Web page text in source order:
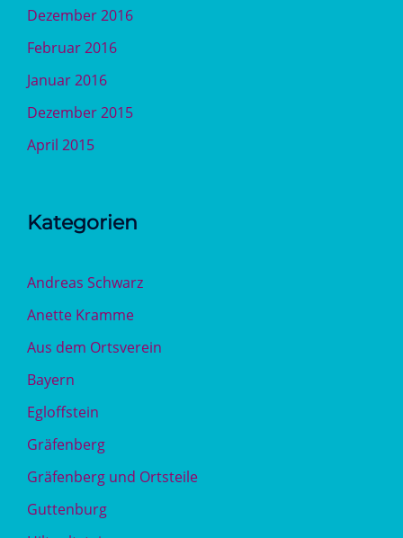
Dezember 2016
Februar 2016
Januar 2016
Dezember 2015
April 2015
Kategorien
Andreas Schwarz
Anette Kramme
Aus dem Ortsverein
Bayern
Egloffstein
Gräfenberg
Gräfenberg und Ortsteile
Guttenburg